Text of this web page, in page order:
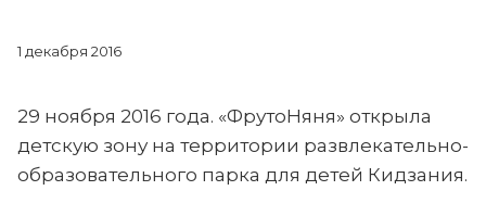
1 декабря 2016
29 ноября 2016 года. «ФрутоНяня» открыла
детскую зону на территории развлекательно-
образовательного парка для детей Кидзания.